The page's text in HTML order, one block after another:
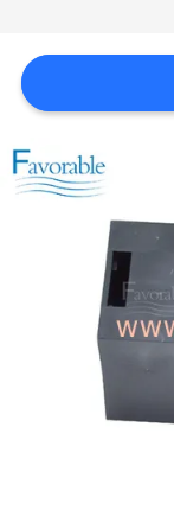
PRIVACY